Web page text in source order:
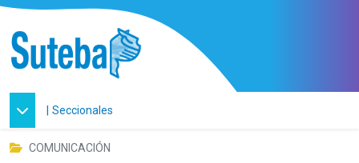
| Seccionales
COMUNICACIÓN